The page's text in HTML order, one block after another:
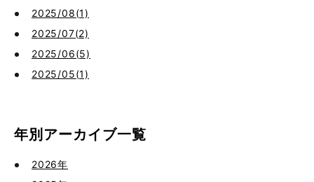
2025/08(1)
2025/07(2)
2025/06(5)
2025/05(1)
年別アーカイブ一覧
2026年